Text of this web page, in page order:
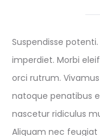
Suspendisse
imperdiet. Morbi
orci rutrum.
natoque penatibus
nascetur ridiculus
Aliquam nec feugiat